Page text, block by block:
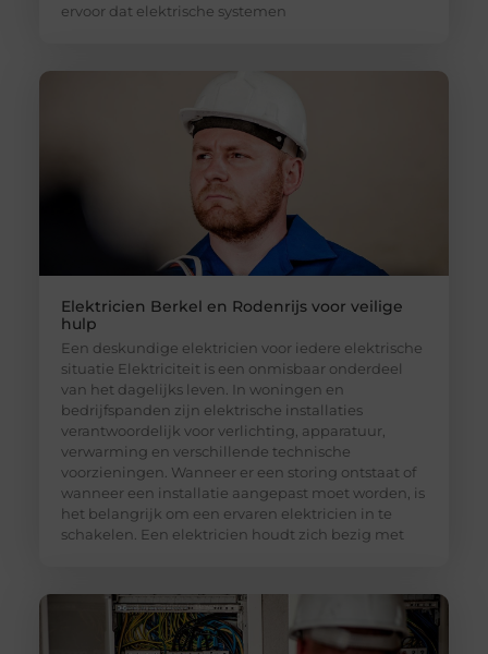
ervoor dat elektrische systemen
Elektricien Berkel en Rodenrijs voor veilige
hulp
Een deskundige elektricien voor iedere elektrische
situatie Elektriciteit is een onmisbaar onderdeel
van het dagelijks leven. In woningen en
bedrijfspanden zijn elektrische installaties
verantwoordelijk voor verlichting, apparatuur,
verwarming en verschillende technische
voorzieningen. Wanneer er een storing ontstaat of
wanneer een installatie aangepast moet worden, is
het belangrijk om een ervaren elektricien in te
schakelen. Een elektricien houdt zich bezig met